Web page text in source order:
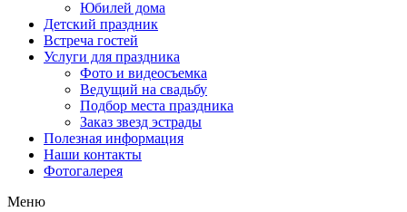
Юбилей дома
Детский праздник
Встреча гостей
Услуги для праздника
Фото и видеосъемка
Ведущий на свадьбу
Подбор места праздника
Заказ звезд эстрады
Полезная информация
Наши контакты
Фотогалерея
Меню